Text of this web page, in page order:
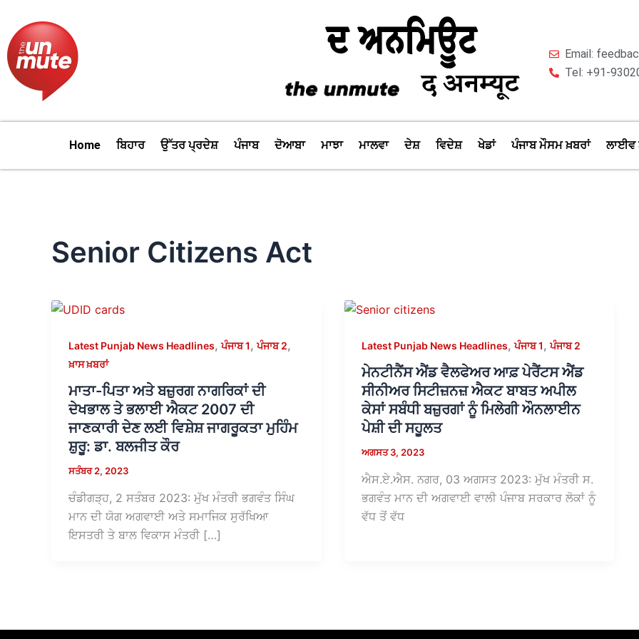
content
Email:
Tel: +91-
Home ਬਿਹਾਰ ਉੱਤਰ ਪ੍ਰਦੇਸ਼ ਪੰਜਾਬ ਦੋਆਬਾ ਮਾਝਾ ਮਾਲਵਾ ਦੇਸ਼ ਵਿਦੇਸ਼ ਖੇਡਾਂ ਪੰਜਾਬ ਮੌਸਮ ਖ਼ਬਰਾਂ ਲਾਈਵ
Senior Citizens Act
Latest Punjab News Headlines,ਪੰਜਾਬ 1,ਪੰਜਾਬ 2,
ਖ਼ਾਸ ਖ਼ਬਰਾਂ
ਮਾਤਾ-ਪਿਤਾ ਅਤੇ ਬਜ਼ੁਰਗ ਨਾਗਰਿਕਾਂ ਦੀ
ਦੇਖਭਾਲ ਤੇ ਭਲਾਈ ਐਕਟ 2007 ਦੀ
ਜਾਣਕਾਰੀ ਦੇਣ ਲਈ ਵਿਸ਼ੇਸ਼ ਜਾਗਰੂਕਤਾ ਮੁਹਿੰਮ
ਸ਼ੁਰੂ: ਡਾ. ਬਲਜੀਤ ਕੌਰ
ਸਤੰਬਰ 2, 2023
ਚੰਡੀਗੜ੍ਹ, 2 ਸਤੰਬਰ 2023: ਮੁੱਖ ਮੰਤਰੀ ਭਗਵੰਤ ਸਿੰਘ
ਮਾਨ ਦੀ ਯੋਗ ਅਗਵਾਈ ਅਤੇ ਸਮਾਜਿਕ ਸੁਰੱਖਿਆ
ਇਸਤਰੀ ਤੇ ਬਾਲ ਵਿਕਾਸ ਮੰਤਰੀ […]
Latest Punjab News Headlines,ਪੰਜਾਬ 1,ਪੰਜਾਬ 2
ਮੇਨਟੀਨੈਂਸ ਐਂਡ ਵੈਲਫੇਅਰ ਆਫ਼ ਪੇਰੈਂਟਸ ਐਂਡ
ਸੀਨੀਅਰ ਸਿਟੀਜ਼ਨਜ਼ ਐਕਟ ਬਾਬਤ ਅਪੀਲ
ਕੇਸਾਂ ਸਬੰਧੀ ਬਜ਼ੁਰਗਾਂ ਨੂੰ ਮਿਲੇਗੀ ਔਨਲਾਈਨ
ਪੇਸ਼ੀ ਦੀ ਸਹੂਲਤ
ਅਗਸਤ 3, 2023
ਐਸ.ਏ.ਐਸ. ਨਗਰ, 03 ਅਗਸਤ 2023: ਮੁੱਖ ਮੰਤਰੀ ਸ.
ਭਗਵੰਤ ਮਾਨ ਦੀ ਅਗਵਾਈ ਵਾਲੀ ਪੰਜਾਬ ਸਰਕਾਰ ਲੋਕਾਂ ਨੂੰ
ਵੱਧ ਤੋਂ ਵੱਧ